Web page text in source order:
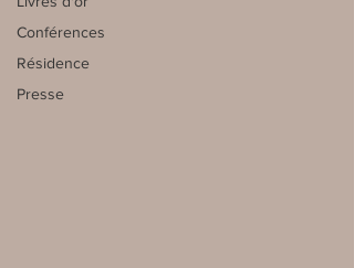
Conférences
Résidence
Presse